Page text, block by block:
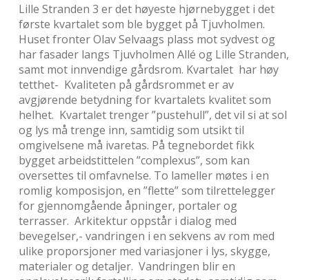
Lille Stranden 3 er det høyeste hjørnebygget i det
første kvartalet som ble bygget på Tjuvholmen.
Huset fronter Olav Selvaags plass mot sydvest og
har fasader langs Tjuvholmen Allé og Lille Stranden,
samt mot innvendige gårdsrom. Kvartalet har høy
tetthet- Kvaliteten på gårdsrommet er av
avgjørende betydning for kvartalets kvalitet som
helhet. Kvartalet trenger ”pustehull”, det vil si at sol
og lys må trenge inn, samtidig som utsikt til
omgivelsene må ivaretas. På tegnebordet fikk
bygget arbeidstittelen ”complexus”, som kan
oversettes til omfavnelse. To lameller møtes i en
romlig komposisjon, en ”flette” som tilrettelegger
for gjennomgående åpninger, portaler og
terrasser. Arkitektur oppstår i dialog med
bevegelser,- vandringen i en sekvens av rom med
ulike proporsjoner med variasjoner i lys, skygge,
materialer og detaljer. Vandringen blir en